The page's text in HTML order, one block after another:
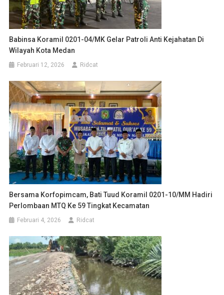
Babinsa Koramil 0201-04/MK Gelar Patroli Anti Kejahatan Di
Wilayah Kota Medan
Februari 12, 2026 Ridcat
Bersama Korfopimcam, Bati Tuud Koramil 0201-10/MM Hadiri
Perlombaan MTQ Ke 59 Tingkat Kecamatan
Februari 4, 2026 Ridcat